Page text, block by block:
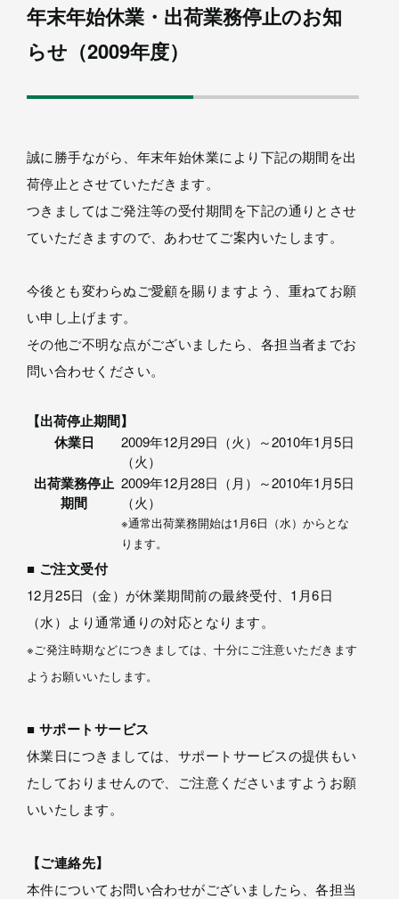
年末年始休業・出荷業務停止のお知
らせ（2009年度）
誠に勝手ながら、年末年始休業により下記の期間を出
荷停止とさせていただきます。
つきましてはご発注等の受付期間を下記の通りとさせ
ていただきますので、あわせてご案内いたします。
今後とも変わらぬご愛顧を賜りますよう、重ねてお願
い申し上げます。
その他ご不明な点がございましたら、各担当者までお
問い合わせください。
【出荷停止期間】
休業日
2009年12月29日（火）～2010年1月5日
（火）
出荷業務停止
期間
2009年12月28日（月）～2010年1月5日
（火）
※通常出荷業務開始は1月6日（水）からとな
ります。
■ ご注文受付
12月25日（金）が休業期間前の最終受付、1月6日
（水）より通常通りの対応となります。
※ご発注時期などにつきましては、十分にご注意いただきます
ようお願いいたします。
■ サポートサービス
休業日につきましては、サポートサービスの提供もい
たしておりませんので、ご注意くださいますようお願
いいたします。
【ご連絡先】
本件についてお問い合わせがございましたら、各担当